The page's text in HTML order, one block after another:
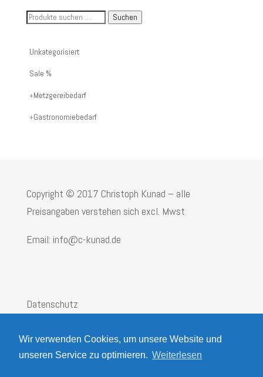
Wir verwenden Cookies, um unsere Website und
unseren Service zu optimieren. Weiterlesen
Suche
Artikelnummer
oder
Suchen
Unkategorisiert
Sale %
Metzgereibedarf
Gastronomiebedarf
Copyright © 2017 Christoph Kunad – alle
Preisangaben verstehen sich excl. Mwst
Email: info@c-kunad.de
Datenschutz
AGB